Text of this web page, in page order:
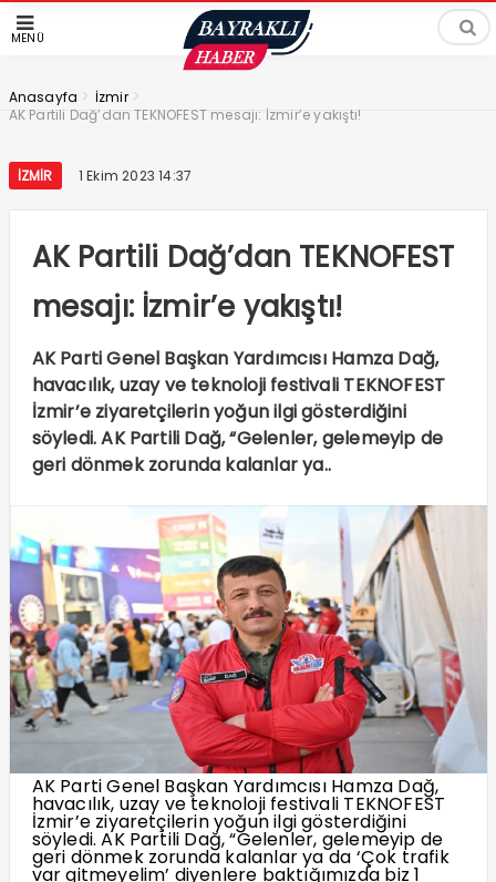
MENÜ
Anasayfa > İzmir >
AK Partili Dağ’dan TEKNOFEST mesajı: İzmir’e yakıştı!
İZMIR 1 Ekim 2023 14:37
AK Partili Dağ’dan TEKNOFEST
mesajı: İzmir’e yakıştı!
AK Parti Genel Başkan Yardımcısı Hamza Dağ,
havacılık, uzay ve teknoloji festivali TEKNOFEST
İzmir’e ziyaretçilerin yoğun ilgi gösterdiğini
söyledi. AK Partili Dağ, “Gelenler, gelemeyip de
geri dönmek zorunda kalanlar ya..
AK Parti Genel Başkan Yardımcısı Hamza Dağ,
havacılık, uzay ve teknoloji festivali TEKNOFEST
İzmir’e ziyaretçilerin yoğun ilgi gösterdiğini
söyledi. AK Partili Dağ, “Gelenler, gelemeyip de
geri dönmek zorunda kalanlar ya da ‘Çok trafik
var gitmeyelim’ diyenlere baktığımızda biz 1